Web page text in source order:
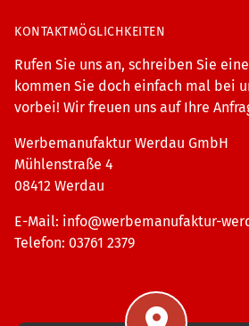
KONTAKTMÖGLICHKEITEN
Rufen Sie uns an, schreiben Sie
kommen Sie doch einfach mal bei
vorbei! Wir freuen uns auf Ihre
Werbemanufaktur Werdau GmbH
Mühlenstraße 4
08412 Werdau
E-Mail: info@werbemanufaktur-
Telefon: 03761 2379